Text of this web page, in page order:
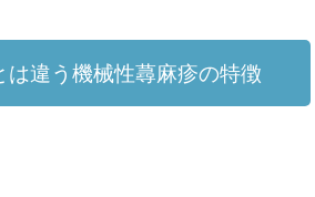
は違う機械性蕁麻疹の特徴